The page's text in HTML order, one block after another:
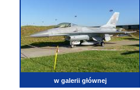
w galerii głównej